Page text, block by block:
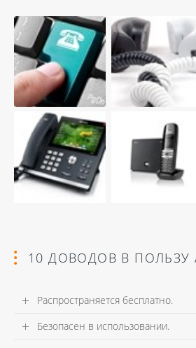
10 ДОВОДОВ В ПОЛЬЗУ
Распространяется бесплатно.
Безопасен в использовании.